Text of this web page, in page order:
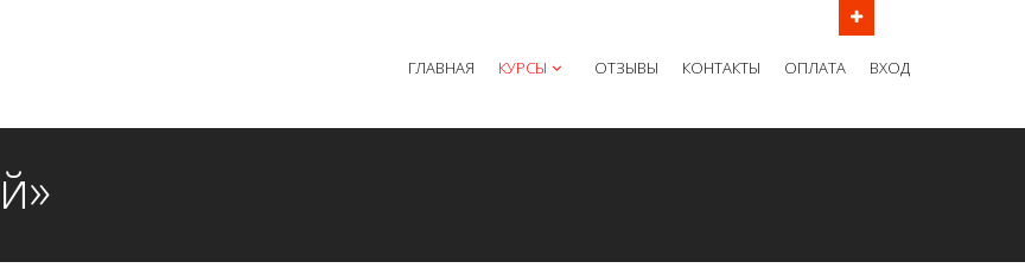
mail@institutsmolnyj.ru
ГЛАВНАЯ КУРСЫ ОТЗЫВЫ КОНТАКТЫ ОПЛАТА ВХОД